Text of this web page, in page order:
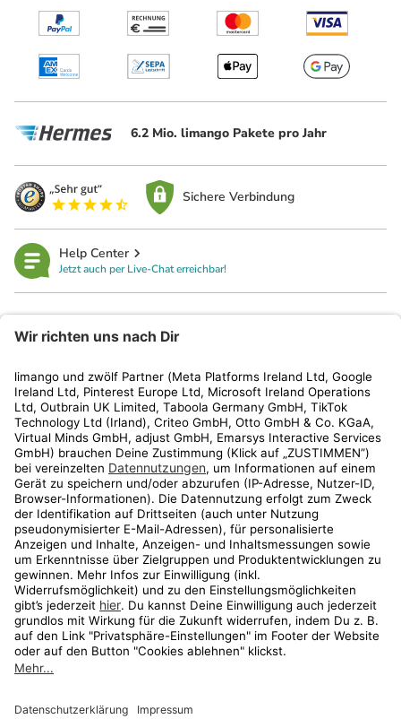
6.2 Mio. limango Pakete pro Jahr
Sichere Verbindung
Help Center
Jetzt auch per Live-Chat erreichbar!
Kundenservice
Shop
Aktionen
Travel